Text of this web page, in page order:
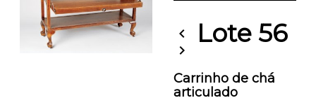
chevron_left Lote 56
chevron_right
Carrinho de chá
articulado